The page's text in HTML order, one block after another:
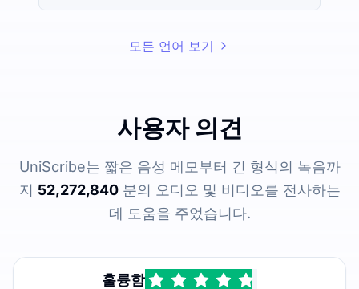
모든 언어 보기
사용자 의견
UniScribe는 짧은 음성 메모부터 긴 형식의 녹음까
지 52,272,840분의 오디오 및 비디오를 전사하는
데 도움을 주었습니다.
훌륭함